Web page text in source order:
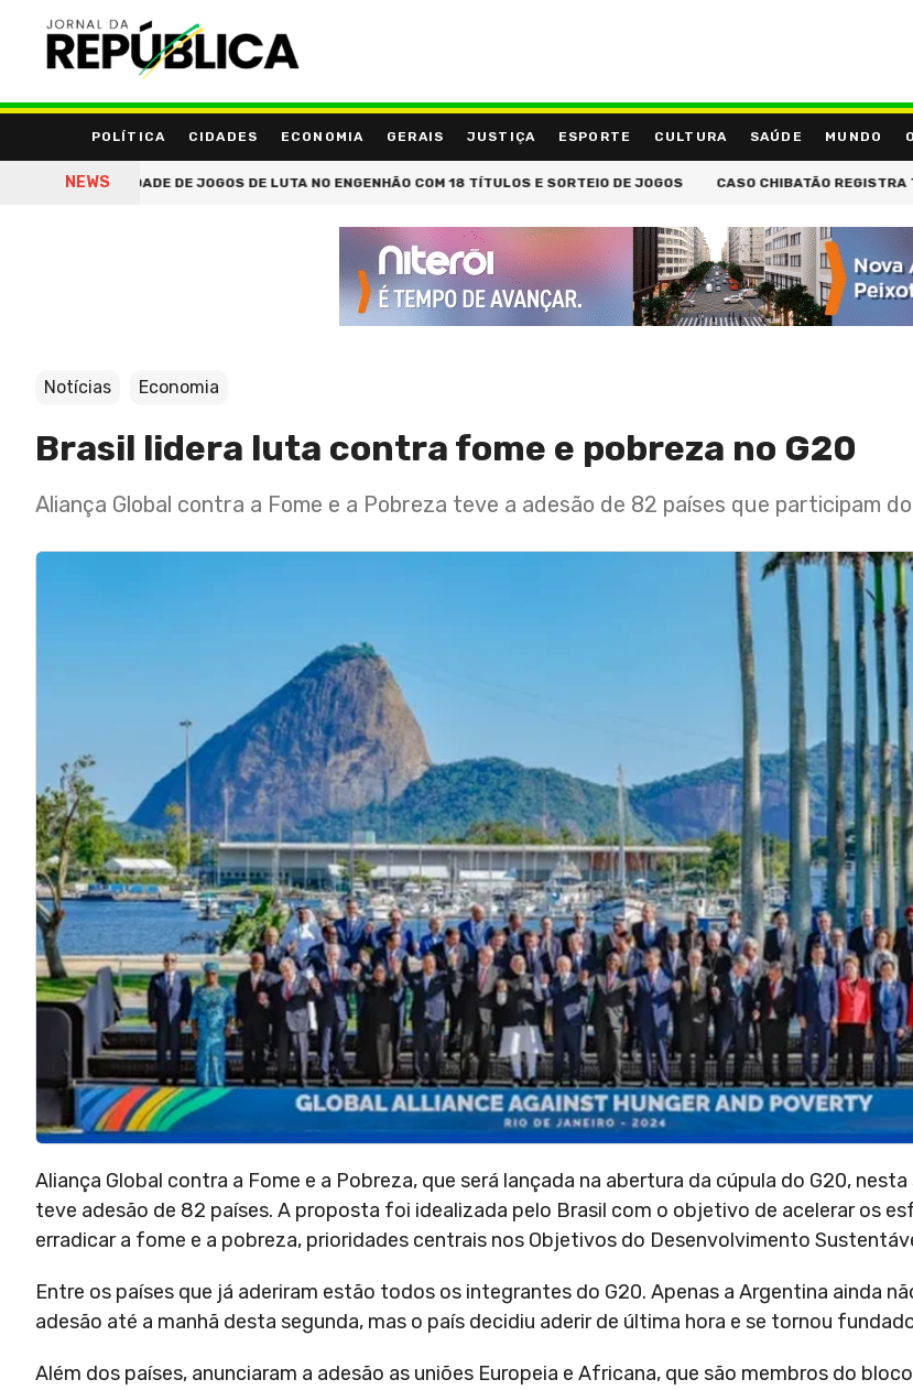
POLÍTICA CIDADES ECONOMIA GERAIS JUSTIÇA ESPORTE CULTURA SAÚDE MUNDO
NEWSDE JOGOS DE LUTA NO ENGENHÃO COM 18 TÍTULOS E SORTEIO DE JOGOS CASO CHIBATÃO REGISTRA TERCEIRA
Notícias Economia
Brasil lidera luta contra fome e pobreza no G20
Aliança Global contra a Fome e a Pobreza teve a adesão de 82 países que participam
Aliança Global contra a Fome e a Pobreza, que será lançada na abertura da cúpula do G20,
teve adesão de 82 países. A proposta foi idealizada pelo Brasil com o objetivo de acelerar os
erradicar a fome e a pobreza, prioridades centrais nos Objetivos do Desenvolvimento
Entre os países que já aderiram estão todos os integrantes do G20. Apenas a Argentina ainda
adesão até a manhã desta segunda, mas o país decidiu aderir de última hora e se tornou
Além dos países, anunciaram a adesão as uniões Europeia e Africana, que são membros do